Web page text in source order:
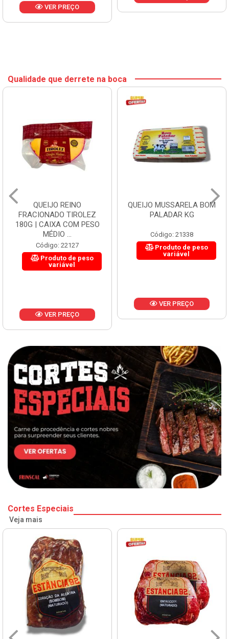
VER PREÇO
Qualidade que derrete na boca
QUEIJO REINO
FRACIONADO TIROLEZ
180G | CAIXA COM PESO
MÉDIO ...
Código: 22127
Produto de peso
variável
VER PREÇO
QUEIJO MUSSARELA BOM
PALADAR KG
Código: 21338
Produto de peso
variável
VER PREÇO
Cortes Especiais
Veja mais